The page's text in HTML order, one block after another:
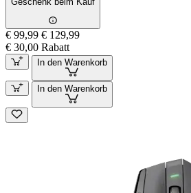
€ 99,99 € 129,99
€ 30,00 Rabatt
In den Warenkorb
In den Warenkorb